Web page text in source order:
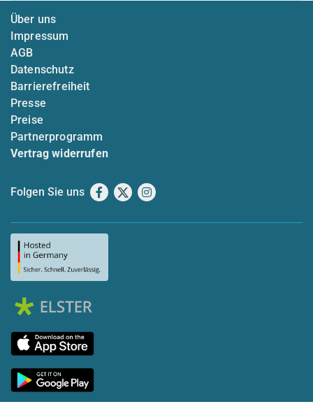
Über uns
Impressum
AGB
Datenschutz
Barrierefreiheit
Presse
Preise
Partnerprogramm
Vertrag widerrufen
Folgen Sie uns Facebook
X Instagram